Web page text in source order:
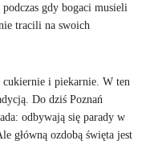
gdy bogaci musieli
tracili na swoich
cukiernie i piekarnie. W ten
Do dziś Poznań
odbywają się parady w
główną ozdobą święta jest